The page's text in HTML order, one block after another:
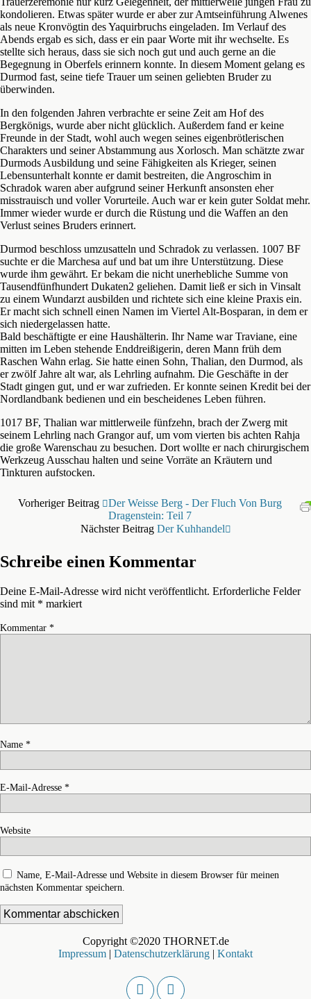
kondolieren. Etwas später wurde er aber zur Amtseinführung Alwenes
als neue Kronvögtin des Yaquirbruchs eingeladen. Im Verlauf des
Abends ergab es sich, dass er ein paar Worte mit ihr wechselte. Es
stellte sich heraus, dass sie sich noch gut und auch gerne an die
Begegnung in Oberfels erinnern konnte. In diesem Moment gelang es
Durmod fast, seine tiefe Trauer um seinen geliebten Bruder zu
überwinden.
In den folgenden Jahren verbrachte er seine Zeit am Hof des
Bergkönigs, wurde aber nicht glücklich. Außerdem fand er keine
Freunde in der Stadt, wohl auch wegen seines eigenbrötlerischen
Charakters und seiner Abstammung aus Xorlosch. Man schätzte zwar
Durmods Ausbildung und seine Fähigkeiten als Krieger, seinen
Lebensunterhalt konnte er damit bestreiten, die Angroschim in
Schradok waren aber aufgrund seiner Herkunft ansonsten eher
misstrauisch und voller Vorurteile. Auch war er kein guter Soldat mehr.
Immer wieder wurde er durch die Rüstung und die Waffen an den
Verlust seines Bruders erinnert.
Durmod beschloss umzusatteln und Schradok zu verlassen. 1007 BF
suchte er die Marchesa auf und bat um ihre Unterstützung. Diese
wurde ihm gewährt. Er bekam die nicht unerhebliche Summe von
Tausendfünfhundert Dukaten2 geliehen. Damit ließ er sich in Vinsalt
zu einem Wundarzt ausbilden und richtete sich eine kleine Praxis ein.
Er macht sich schnell einen Namen im Viertel Alt-Bosparan, in dem er
sich niedergelassen hatte.
Bald beschäftigte er eine Haushälterin. Ihr Name war Traviane, eine
mitten im Leben stehende Enddreißigerin, deren Mann früh dem
Raschen Wahn erlag. Sie hatte einen Sohn, Thalian, den Durmod, als
er zwölf Jahre alt war, als Lehrling aufnahm. Die Geschäfte in der
Stadt gingen gut, und er war zufrieden. Er konnte seinen Kredit bei der
Nordlandbank bedienen und ein bescheidenes Leben führen.
1017 BF, Thalian war mittlerweile fünfzehn, brach der Zwerg mit
seinem Lehrling nach Grangor auf, um vom vierten bis achten Rahja
die große Warenschau zu besuchen. Dort wollte er nach chirurgischem
Werkzeug Ausschau halten und seine Vorräte an Kräutern und
Tinkturen aufstocken.
Vorheriger Beitrag
Der Weisse Berg - Der Fluch Von Burg
Dragenstein: Teil 7
Nächster Beitrag Der Kuhhandel
Schreibe einen Kommentar
Deine E-Mail-Adresse wird nicht veröffentlicht. Erforderliche Felder
sind mit * markiert
Kommentar *
Name *
E-Mail-Adresse *
Website
Name, E-Mail-Adresse und Website in diesem Browser für meinen
nächsten Kommentar speichern.
Copyright ©2020 THORNET.de
Impressum | Datenschutzerklärung | Kontakt